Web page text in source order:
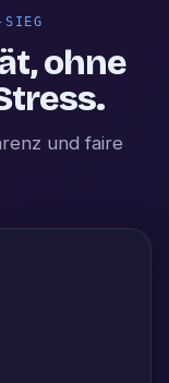
SIEG
ohne
und faire